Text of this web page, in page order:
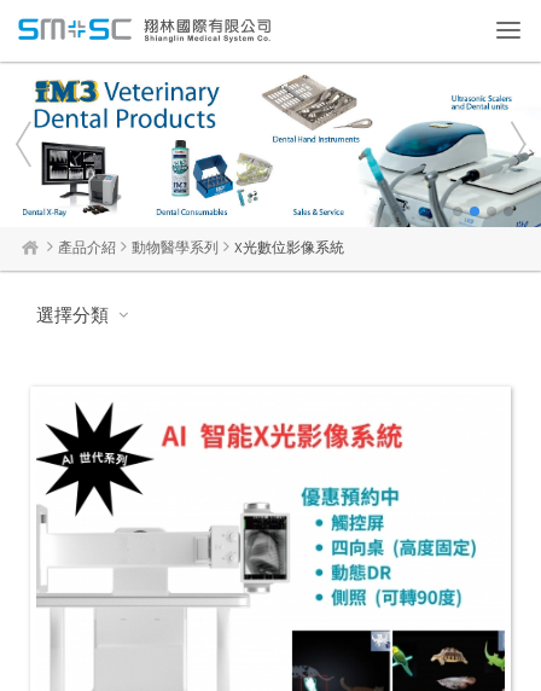
1 2 3 4
產品介紹 動物醫學系列 X光數位影像系統
選擇分類